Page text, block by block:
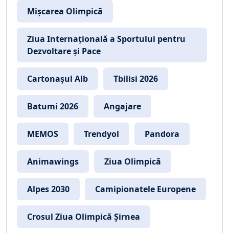
Mișcarea Olimpică
Ziua Internațională a Sportului pentru
Dezvoltare și Pace
Cartonașul Alb Tbilisi 2026
Batumi 2026 Angajare
MEMOS Trendyol Pandora
Animawings Ziua Olimpică
Alpes 2030 Camipionatele Europene
Crosul Ziua Olimpică Șirnea